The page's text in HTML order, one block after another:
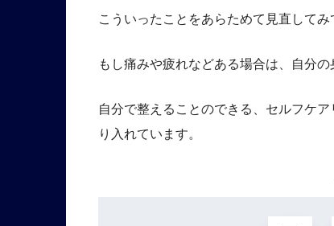
こういったことをあらためて見直してみ
もし痛みや疲れなどある場合は、自分
自分で整えることのできる、セルフケ
り入れています。